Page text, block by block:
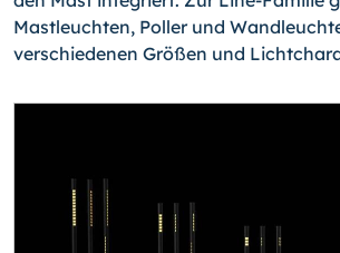
Mastleuchten, Poller und
verschiedenen Größen und